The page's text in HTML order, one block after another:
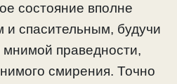
состояние вполне
и спасительным, будучи
праведности,
смирения. Точно